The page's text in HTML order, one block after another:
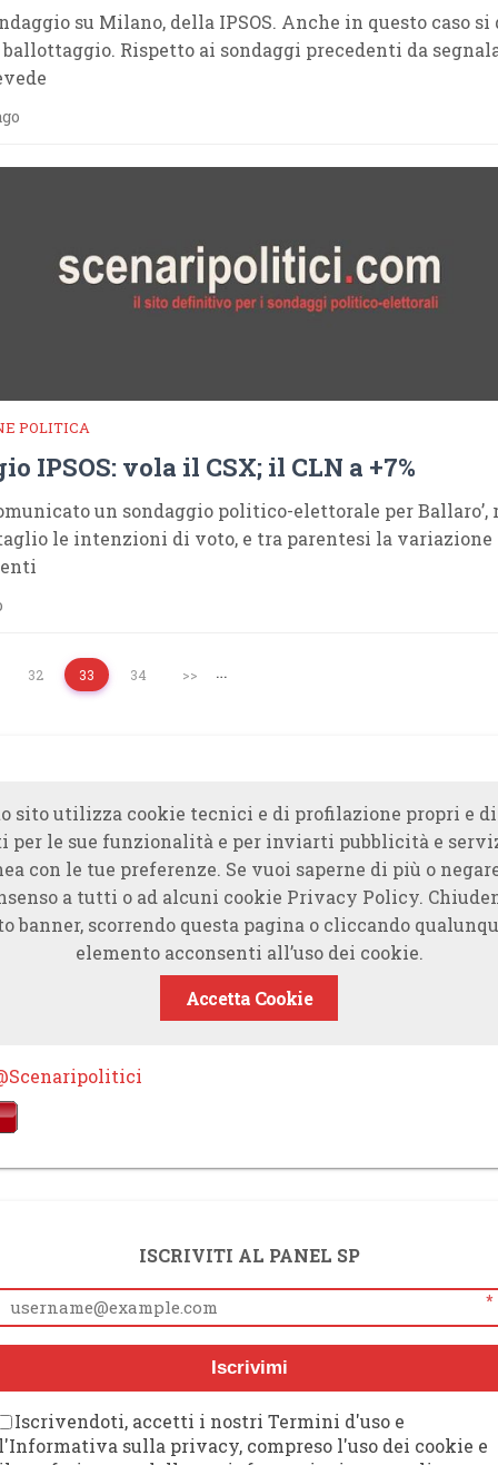
su Milano, della IPSOS. Anche in questo caso si
Rispetto ai sondaggi precedenti da
POLITICA
IPSOS: vola il CSX; il CLN a +7%
un sondaggio politico-elettorale per
le intenzioni di voto, e tra parentesi la
…
32 33 34 >>
sito utilizza cookie tecnici e di profilazione propri e
per le sue funzionalità e per inviarti pubblicità e
con le tue preferenze. Se vuoi saperne di più o
a tutti o ad alcuni cookie Privacy Policy.
banner, scorrendo questa pagina o cliccando
elemento acconsenti all’uso dei cookie.
Accetta Cookie
ISCRIVITI AL PANEL SP
*
Iscrivimi
Iscrivendoti, accetti i nostri Termini d'uso e
sulla privacy, compreso l'uso dei cookie e